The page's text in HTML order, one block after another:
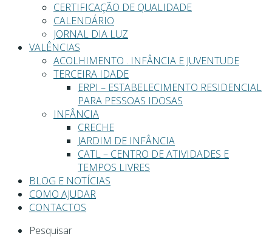
CERTIFICAÇÃO DE QUALIDADE
CALENDÁRIO
JORNAL DIA LUZ
VALÊNCIAS
ACOLHIMENTO . INFÂNCIA E JUVENTUDE
TERCEIRA IDADE
ERPI – ESTABELECIMENTO RESIDENCIAL
PARA PESSOAS IDOSAS
INFÂNCIA
CRECHE
JARDIM DE INFÂNCIA
CATL – CENTRO DE ATIVIDADES E
TEMPOS LIVRES
BLOG E NOTÍCIAS
COMO AJUDAR
CONTACTOS
Pesquisar